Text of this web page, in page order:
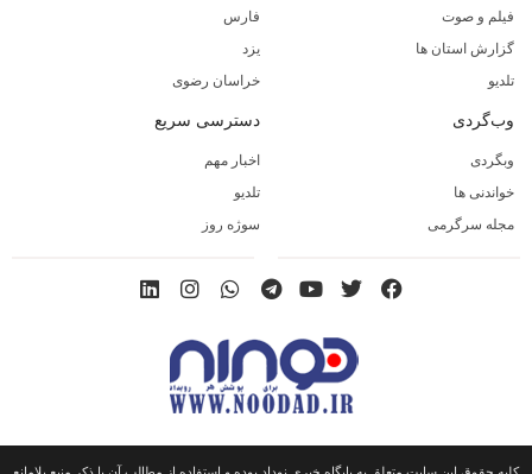
فیلم و صوت
گزارش استان ها
تلدیو
فارس
یزد
خراسان رضوی
وب‌گردی
وبگردی
خواندنی ها
مجله سرگرمی
دسترسی سریع
اخبار مهم
تلدیو
سوژه روز